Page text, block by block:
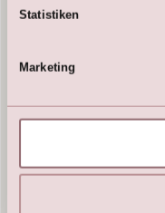
Statistiken
Marketing